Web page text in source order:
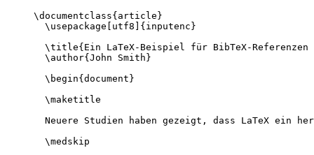
\documentclass{ article }
\usepackage
utf8 ]{ inputenc }
\title{Ein LaTeX-Beispiel für BibTeX-
\author{John Smith}
\begin{ document }
\maketitle
Neuere Studien haben gezeigt, dass LaTeX ein
\medskip